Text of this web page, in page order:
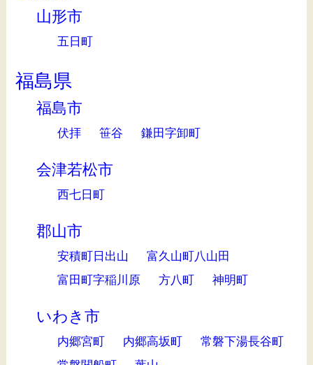
山形市
五日町
福島県
福島市
伏拝 笹谷 鎌田字卸町
会津若松市
西七日町
郡山市
安積町日出山
富久山町八山田
富田町字稲川原
方八町 神明町
いわき市
内郷宮町 内郷高坂町
常磐下湯長谷町